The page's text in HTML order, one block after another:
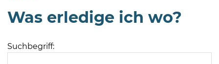
19
04192-
Was erledige ich wo?
Suchbegriff: